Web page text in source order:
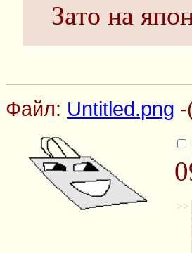
Зато на
Файл: Untitled.png -
>>